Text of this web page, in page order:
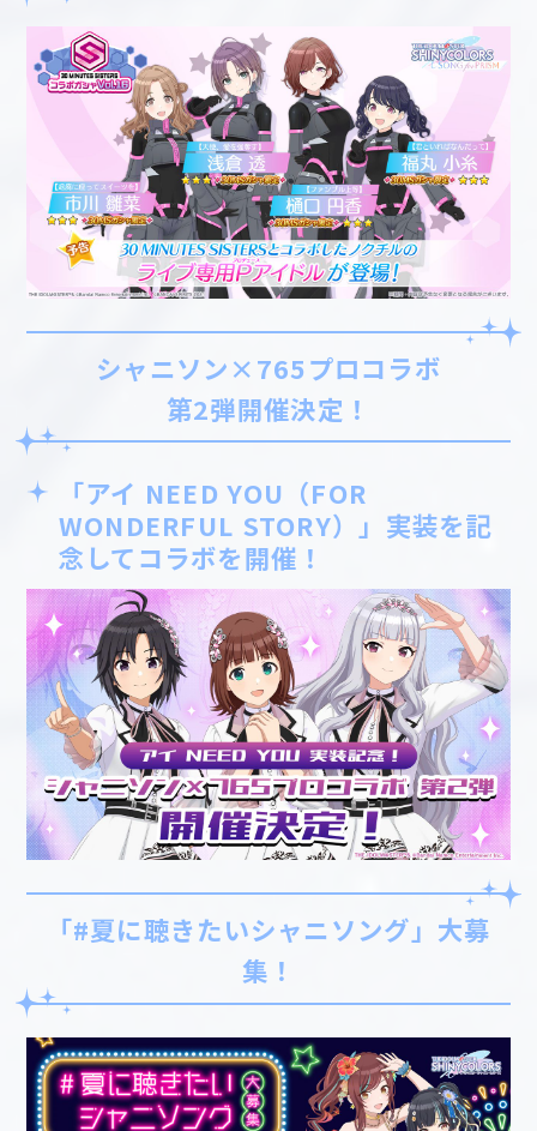
シャニソン×765プロコラボ
第2弾開催決定！
「アイ NEED YOU（FOR
WONDERFUL STORY）」実装を記
念してコラボを開催！
「#夏に聴きたいシャニソング」大募
集！